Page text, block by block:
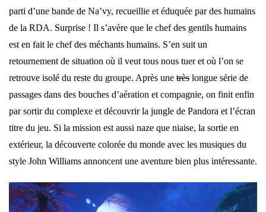
parti d’une bande de Na’vy, recueillie et éduquée par des humains
de la RDA. Surprise ! Il s’avère que le chef des gentils humains
est en fait le chef des méchants humains. S’en suit un
retournement de situation où il veut tous nous tuer et où l’on se
retrouve isolé du reste du groupe. Après une très longue série de
passages dans des bouches d’aération et compagnie, on finit enfin
par sortir du complexe et découvrir la jungle de Pandora et l’écran
titre du jeu. Si la mission est aussi naze que niaise, la sortie en
extérieur, la découverte colorée du monde avec les musiques du
style John Williams annoncent une aventure bien plus intéressante.